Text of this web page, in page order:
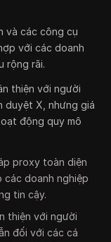
và các công cụ
với các doanh
rộng rãi.
thiện với người
duyệt X, nhưng giá
động quy mô
proxy toàn diện
các doanh nghiệp
tin cậy.
thiện với người
đối với các cá